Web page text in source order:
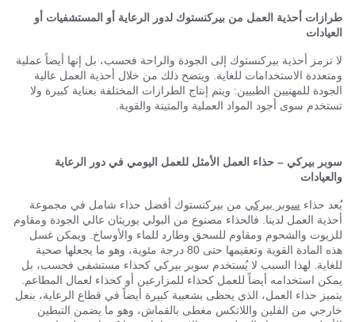
طرازات أحذية العمل من بيركنستوك لدور الرعاية أو المستشفيات أو
العيادات
لا ترمز أحذية بيركنستوك إلى الجودة والراحة فحسب، بل إنها أيضاً عملية
ومتعددة الاستخدامات للغاية. ويتضح ذلك من خلال أحذية العمل عالية
الجودة للمهنيين الطبيين: ويتم إنتاج الطرازات المختلفة بعناية كبيرة ولا
تستخدم سوى أجود المواد العملية والمتينة والقوية.
سوبر بيركي – حذاء العمل الأمثل للعمل اليومي في دور الرعاية
والعيادات
يُعد حذاء سوبر بيركي من بيركنستوك أفضل حذاء شامل في مجموعة
أحذية العمل لدينا. فالحذاء مصنوع من البولي يوريثان عالي الجودة ومقاوم
للزيوت والشحوم ومقاوم للسحق وطارد للماء والأوساخ. ويمكن غسل
هذه المادة القوية وتعقيمها حتى 80 درجة مئوية، وهو ما يجعلها صحية
للغاية. لهذا السبب لا يُستخدم سوبر بيركي كحذاء مستشفى فحسب، بل
يمكن استخدامه أيضاً للعمل كحذاء للمزارعين أو كحذاء لعمال المطاعم.
يتميز حذاء العمل، الذي يحظى بشعبية كبيرة أيضاً في قطاع الرعاية، بنعل
خارجي من الفلين واللاتكس مغطى بالقماش، وهو ما يضمن التبطين